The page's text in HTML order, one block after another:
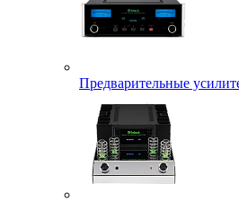
Предварительные